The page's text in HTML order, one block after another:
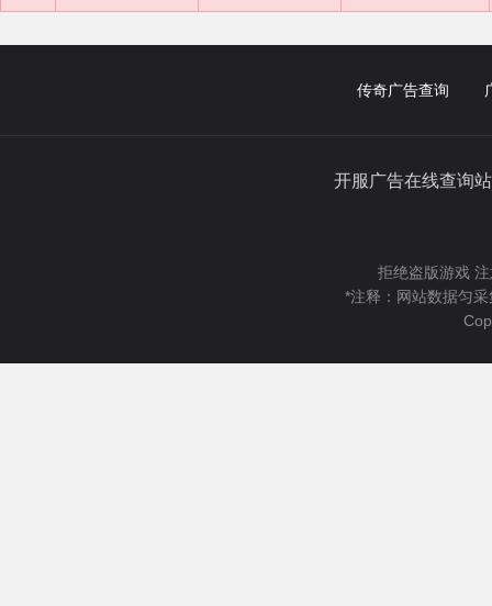
传奇广告查询
开服广告在线查
拒绝盗版游戏
*注释：网站数据匀